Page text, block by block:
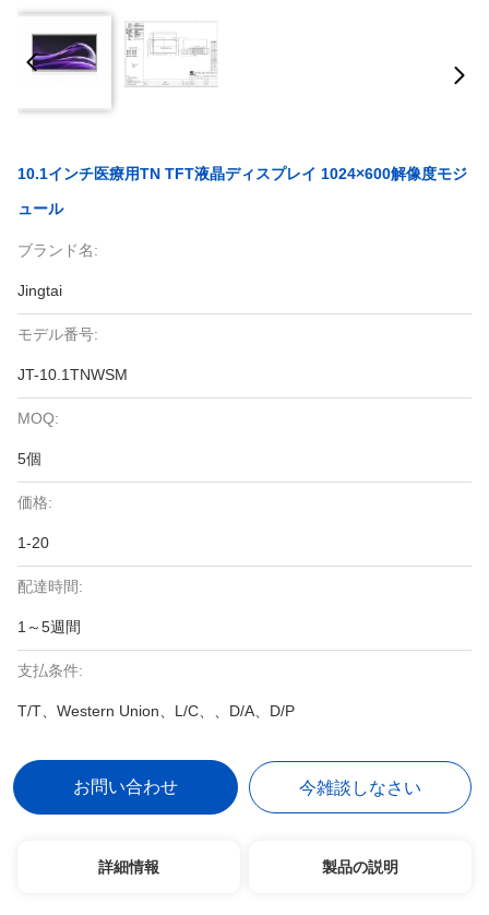
10.1インチ医療用TN TFT液晶ディスプレイ 1024×600解像度モジ
ュール
ブランド名:
Jingtai
モデル番号:
JT-10.1TNWSM
MOQ:
5個
価格:
1-20
配達時間:
1～5週間
支払条件:
T/T、Western Union、L/C、、D/A、D/P
お問い合わせ 今雑談しなさい
詳細情報 製品の説明